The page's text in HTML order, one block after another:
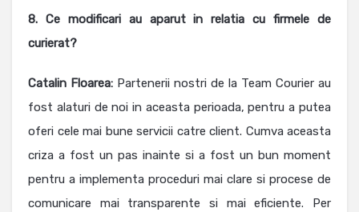
8. Ce modificari au aparut in relatia cu fir­mele de
curierat?
Catalin Floarea: Partenerii nostri de la Team Courier au
fost alaturi de noi in aceasta perioada, pentru a putea
oferi cele mai bune servicii catre client. Cumva aceasta
criza a fost un pas inainte si a fost un bun moment
pentru a implementa proceduri mai clare si procese de
comunicare mai transparente si mai eficiente. Per